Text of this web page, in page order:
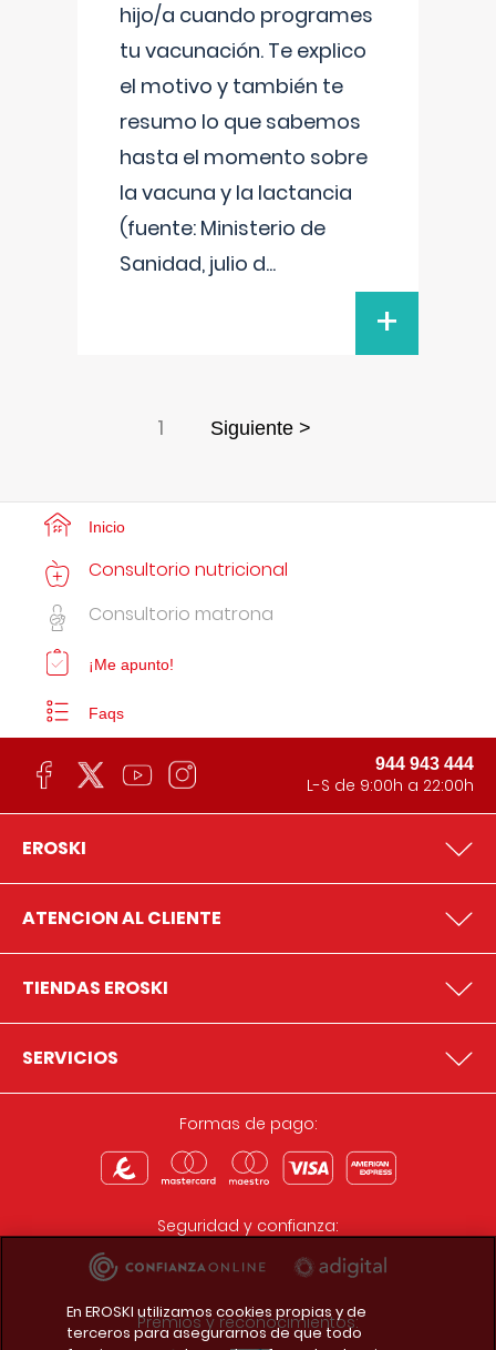
hijo/a cuando programes
tu vacunación. Te explico
el motivo y también te
resumo lo que sabemos
hasta el momento sobre
la vacuna y la lactancia
(fuente: Ministerio de
Sanidad, julio d...
+
1 Siguiente >
Inicio
Consultorio nutricional
Consultorio matrona
¡Me apunto!
Faqs
944 943 444
L-S de 9:00h a 22:00h
EROSKI
ATENCION AL CLIENTE
TIENDAS EROSKI
SERVICIOS
Formas de pago:
Seguridad y confianza:
Premios y reconocimientos:
En EROSKI utilizamos cookies propias y de
terceros para asegurarnos de que todo